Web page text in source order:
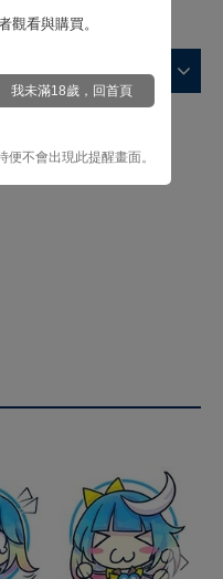
next
觀看與購買。
我未滿18歲，回首頁
不會出現此提醒畫面。